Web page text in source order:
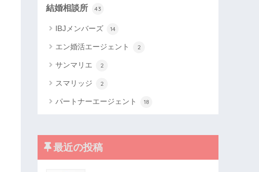
結婚相談所 43
IBJメンバーズ 14
エン婚活エージェント 2
サンマリエ 2
スマリッジ 2
パートナーエージェント 18
最近の投稿